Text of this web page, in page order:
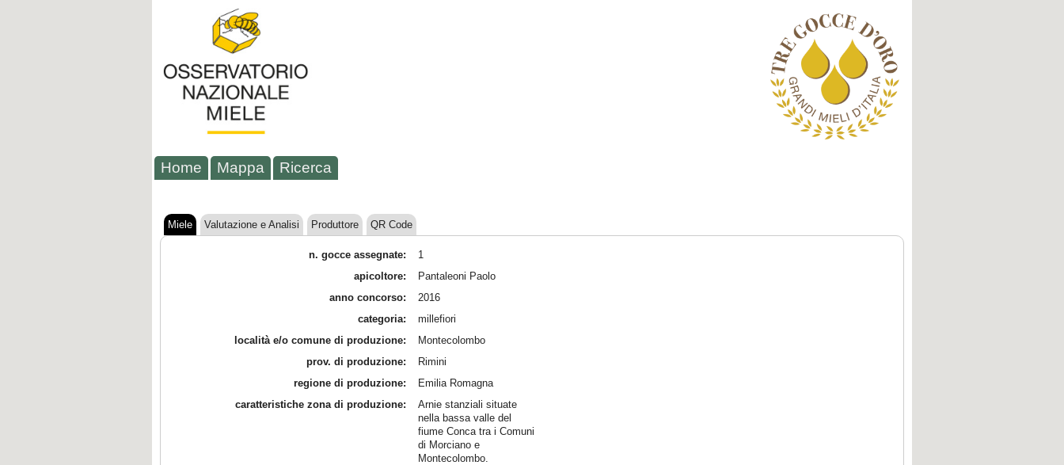
Home Mappa Ricerca
Miele Valutazione e Analisi Produttore QR Code
n. gocce assegnate:
1
apicoltore:
Pantaleoni Paolo
anno concorso:
2016
categoria:
millefiori
località e/o comune di produzione:
Montecolombo
prov. di produzione:
Rimini
regione di produzione:
Emilia Romagna
caratteristiche zona di produzione:
Arnie stanziali situate
nella bassa valle del
fiume Conca tra i Comuni
di Morciano e
Montecolombo.